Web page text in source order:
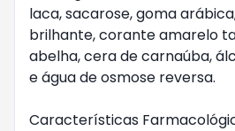
laca, sacarose, goma
brilhante, corante amarelo
abelha, cera de carnaúba,
e água de osmose reversa.
Características